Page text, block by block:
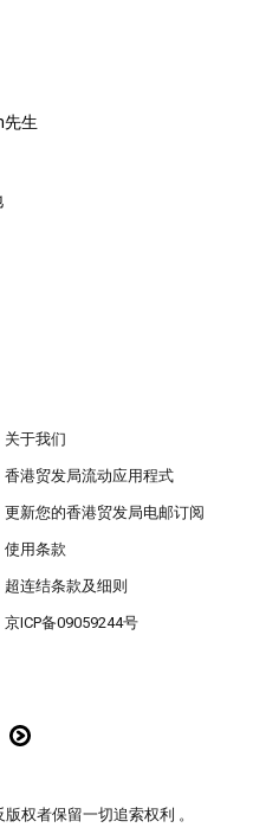
生
关于我们
香港贸发局流动应用程式
更新您的香港贸发局电邮订阅
使用条款
超连结条款及细则
京ICP备09059244号
权者保留一切追索权利 。